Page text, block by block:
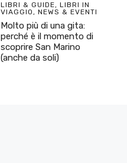
LIBRI & GUIDE, LIBRI IN
VIAGGIO, NEWS & EVENTI
Molto più di una gita:
perché è il momento di
scoprire San Marino
(anche da soli)